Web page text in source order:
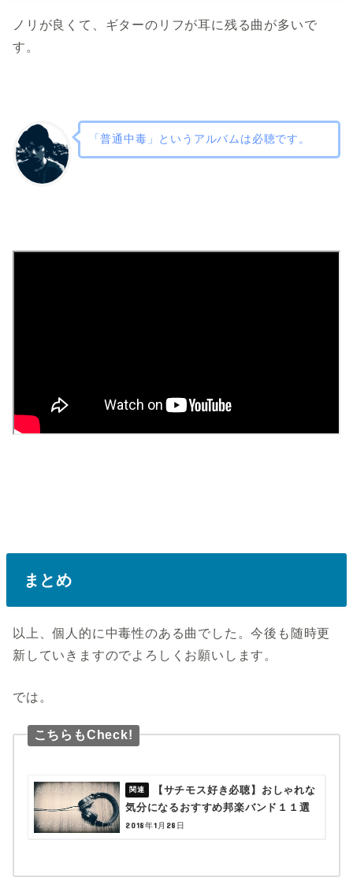
ノリが良くて、ギターのリフが耳に残る曲が多いで
す。
「普通中毒」というアルバムは必聴です。
まとめ
以上、個人的に中毒性のある曲でした。今後も随時更
新していきますのでよろしくお願いします。
では。
こちらもCheck!
【サチモス好き必聴】おしゃれな
気分になるおすすめ邦楽バンド１１選
2018年1月28日